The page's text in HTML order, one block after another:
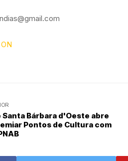
Bárbara d'Oeste abre
Pontos de Cultura com